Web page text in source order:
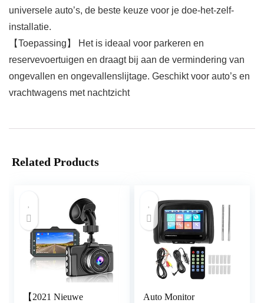
universele auto’s, de beste keuze voor je doe-het-zelf-
installatie.
【Toepassing】 Het is ideaal voor parkeren en
reservevoertuigen en draagt bij aan de vermindering van
ongevallen en ongevallenslijtage. Geschikt voor auto’s en
vrachtwagens met nachtzicht
Related Products
【2021 Nieuwe
Auto Monitor